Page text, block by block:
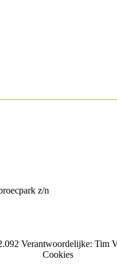
z/n
Verantwoordelijke: Tim
Cookies